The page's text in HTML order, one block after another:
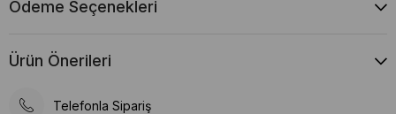
Ödeme Seçenekleri
Ürün Önerileri
Telefonla Sipariş